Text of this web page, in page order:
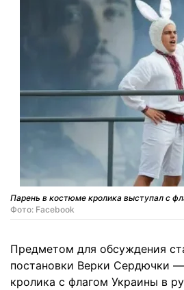
Парень в костюме кролика выступал с
Фото: Facebook
Предметом для обсуждения
постановки Верки Сердючки
кролика с флагом Украины в